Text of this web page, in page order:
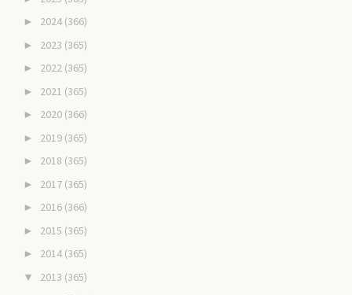
► 2024 (366)
► 2023 (365)
► 2022 (365)
► 2021 (365)
► 2020 (366)
► 2019 (365)
► 2018 (365)
► 2017 (365)
► 2016 (366)
► 2015 (365)
► 2014 (365)
▼ 2013 (365)